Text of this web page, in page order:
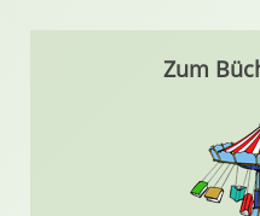
Zum